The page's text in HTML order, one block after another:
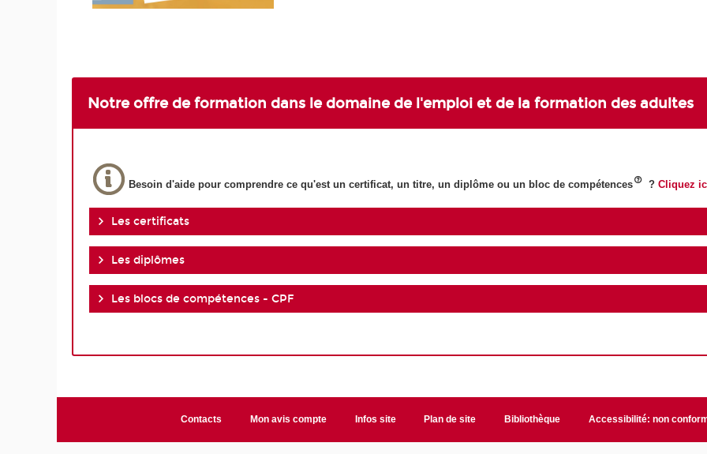
Notre offre de formation dans le domaine de l'emploi et de la formation des adultes
Besoin d'aide pour comprendre ce qu'est un certificat, un titre, un diplôme ou un bloc de compétences ? Cliquez
Les certificats
Les diplômes
Les blocs de compétences - CPF
Contacts Mon avis compte Infos site Plan de site Bibliothèque Accessibilité: non